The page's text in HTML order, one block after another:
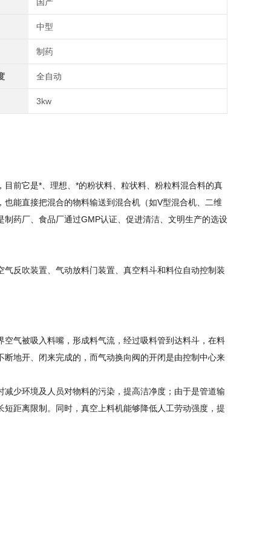
中型
制药
全自动
3kw
前它是*、理想、*的粉状料、粒状料、粉粒料混合料的真
能直接把混合的物料输送到混合机（如V型混合机、二维
药厂、食品厂通过GMP认证、促进清洁、文明生产的选设
反吹装置、气动放料门装置、真空料斗和料位自动控制装
气被吸入料嘴，形成料气流，经过吸料管到达料斗，在料
地开、闭来完成的，而气动换向阀的开闭是由控制中心来
少环境及人员对物料的污染，提高洁净度；由于是管道输
距离限制。同时，真空上料机能够降低人工劳动强度 ，提